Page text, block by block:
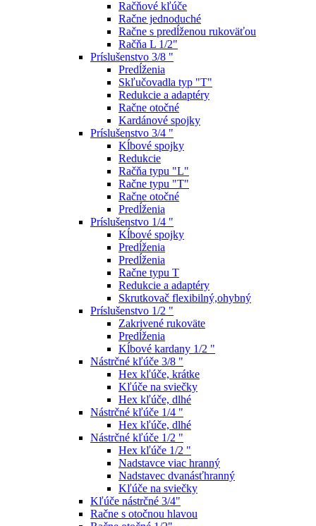
Račňové kľúče
Račne jednoduché
Račne s predĺženou rukoväťou
Račňa L 1/2"
Príslušenstvo 3/8 "
Predĺženia
Skľučovadla typ "T"
Redukcie a adaptéry
Račne otočné
Kardánové spojky
Príslušenstvo 3/4 "
Kĺbové spojky
Redukcie
Račňa typu "L"
Račne typu "T"
Račne otočné
Predĺženia
Príslušenstvo 1/4 "
Kĺbové spojky
Predĺženia
Predĺženia
Račne typu T
Redukcie a adaptéry
Skrutkovač flexibilný,ohybný
Príslušenstvo 1/2 "
Zakrivené rukoväte
Predĺženia
Kĺbové kardany 1/2 "
Nástrčné kľúče 3/8 "
Hex kľúče, krátke
Kľúče na sviečky
Hex kľúče, dlhé
Nástrčné kľúče 1/4 "
Hex kľúče, dlhé
Nástrčné kľúče 1/2 "
Hex kľúče 1/2 "
Nadstavce viac hranný
Nadstavec dvanásťhranný
Kľúče na sviečky
Kľúče nástrčné 3/4"
Račne s otočnou hlavou